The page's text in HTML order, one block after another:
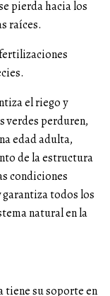
pierda hacia los
raíces.
el riego y
verdes perduren,
edad adulta,
de la estructura
condiciones
todos los
natural en la
tiene su soporte en